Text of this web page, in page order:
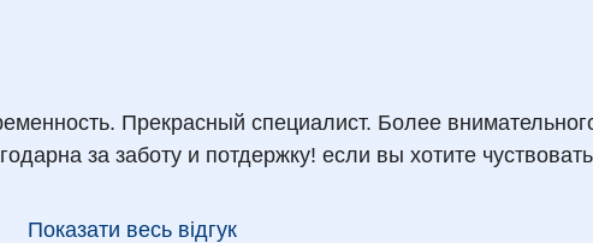
Прекрасный специалист. Более
за заботу и потдержку! если вы хотите
Показати весь відгук